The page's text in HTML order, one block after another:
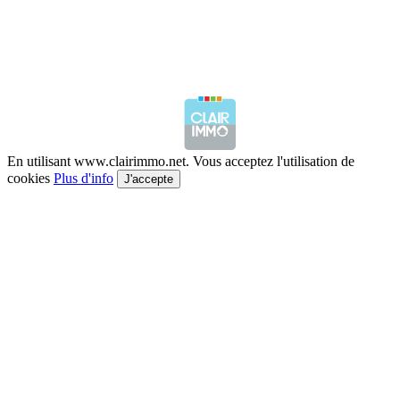
En utilisant www.clairimmo.net. Vous acceptez l'utilisation de
cookies Plus d'info J'accepte